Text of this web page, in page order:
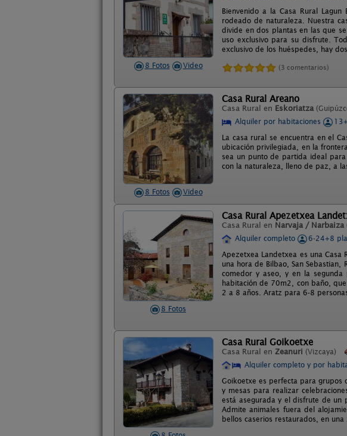
8 Fotos Video
Bienvenido a la Casa Rural
rodeado de naturaleza. Nuestra
divide en dos plantas en las que
uso exclusivo para su disfrute.
exclusivo de los huéspedes, hay
(3 comentarios)
8 Fotos Video
Casa Rural Areano
Casa Rural en Eskoriatza
Alquiler por habitaciones
La casa rural se encuentra en el
ubicación privilegiada, en la
sea un punto de partida ideal
con la naturaleza, lleno de paz, a
8 Fotos
Casa Rural Apezetxea
Casa Rural en Narvaja / Narbaiza
Alquiler completo
6-24+8
Apezetxea Landetxea es una
una hora de Bilbao, San
comedor y aseo, y en la
habitación de 70m2, con baño,
2 a 8 años. Aratz para 6-8
Casa Rural Goikoetxe
Casa Rural en Zeanuri (Vizcaya)
Alquiler completo y por
Goikoetxe es perfecta para grupos
y mesas para realizar
está asegurada y el disfrute de un
Admite animales fuera del
bellos caserios restaurados, en